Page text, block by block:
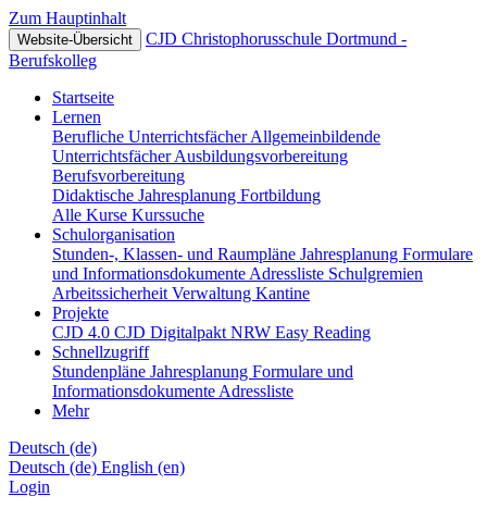
Zum Hauptinhalt
Website-Übersicht
CJD Christophorusschule Dortmund -
Berufskolleg
Startseite
Lernen
Berufliche UnterrichtsfächerAllgemeinbildende
UnterrichtsfächerAusbildungsvorbereitung
Berufsvorbereitung
Didaktische Jahresplanung Fortbildung
Alle Kurse Kurssuche
Schulorganisation
Stunden-, Klassen- und Raumpläne Jahresplanung Formulare
und Informationsdokumente Adressliste Schulgremien
Arbeitssicherheit Verwaltung Kantine
Projekte
CJD 4.0 CJD Digitalpakt NRW Easy Reading
Schnellzugriff
Stundenpläne Jahresplanung Formulare und
Informationsdokumente Adressliste
Mehr
Deutsch ‎(de)‎
Deutsch ‎(de)‎ English ‎(en)‎
Login